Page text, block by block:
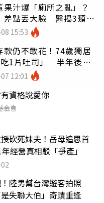
汁爆「廁所之亂」？
差點丟大臉 醫揭3類人
15:53
款仍不敢花！74歲獨居
1片吐司」 半年後暴
12:01
資格說愛你
金會
砍死妹夫！岳母追思首
經營真相駁「爭產」
陸男幫台灣遊客拍照
失聯大伯」奇蹟重逢